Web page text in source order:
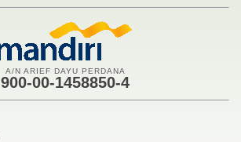
A/N ARIEF DAYU PERDANA
900-00-1458850-4